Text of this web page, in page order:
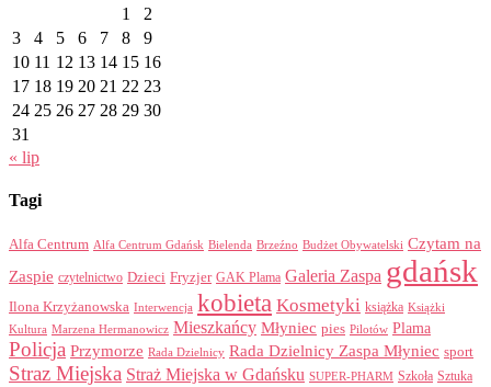
1
2
3
4 5 6 7 8
9
10 11 12 13 14 15 16
17 18 19 20 21 22 23
24 25 26 27 28 29 30
31
« lip
Tagi
Alfa Centrum Alfa Centrum Gdańsk Bielenda Brzeźno Budżet Obywatelski Czytam na
Zaspie czytelnictwo Dzieci Fryzjer GAK Plama Galeria Zaspa gdańsk
Ilona Krzyżanowska Interwencja kobieta Kosmetyki książka Książki
Kultura Marzena Hermanowicz Mieszkańcy Młyniec pies Pilotów Plama
Policja Przymorze Rada Dzielnicy Rada Dzielnicy Zaspa Młyniec sport
Straz Miejska Straż Miejska w Gdańsku SUPER-PHARM Szkoła Sztuka